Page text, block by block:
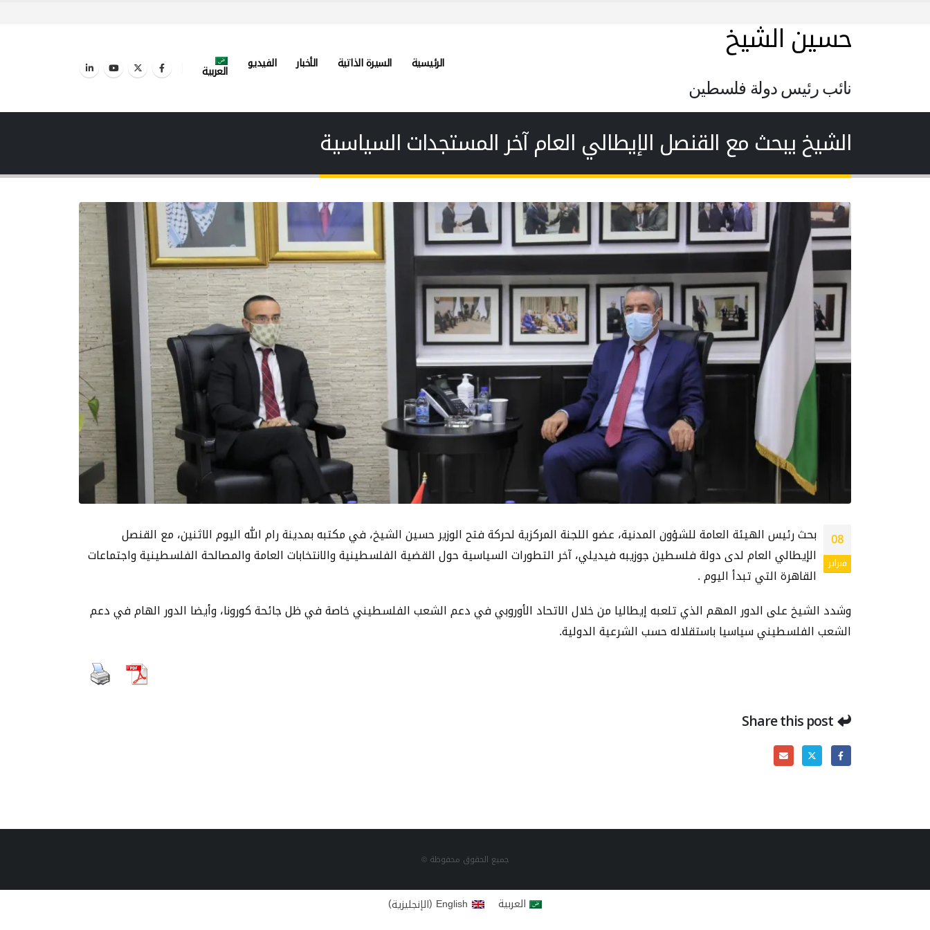
حسين الشيخ
نائب رئيس دولة فلسطين
الرئيسية السيرة الذاتية الأخبار الفيديو العربية
الشيخ يبحث مع القنصل الإيطالي العام آخر المستجدات السياسية
08
فبراير
بحث رئيس الهيئة العامة للشؤون المدنية، عضو اللجنة المركزية لحركة فتح الوزير حسين الشيخ، في مكتبه بمدينة رام الله اليوم الاثنين، مع القنصل
الإيطالي العام لدى دولة فلسطين جوزيبه فيديلي، آخر التطورات السياسية حول القضية الفلسطينية والانتخابات العامة والمصالحة الفلسطينية واجتماعات
القاهرة التي تبدأ اليوم .
وشدد الشيخ على الدور المهم الذي تلعبه إيطاليا من خلال الاتحاد الأوروبي في دعم الشعب الفلسطيني خاصة في ظل جائحة كورونا، وأيضا الدور الهام في دعم
الشعب الفلسطيني سياسيا باستقلاله حسب الشرعية الدولية.
Share this post
جميع الحقوق محفوظة ©
العربية English
(الإنجليزية)